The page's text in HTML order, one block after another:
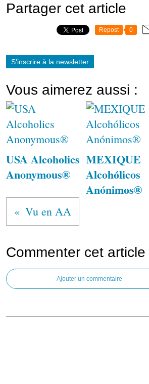
Partager cet article
Repost 0
S'inscrire à la newsletter
Vous aimerez aussi :
USA Alcoholics
Anonymous®
MEXIQUE
Alcohólicos
Anónimos®
Vu en AA
Commenter cet article
Ajouter un commentaire